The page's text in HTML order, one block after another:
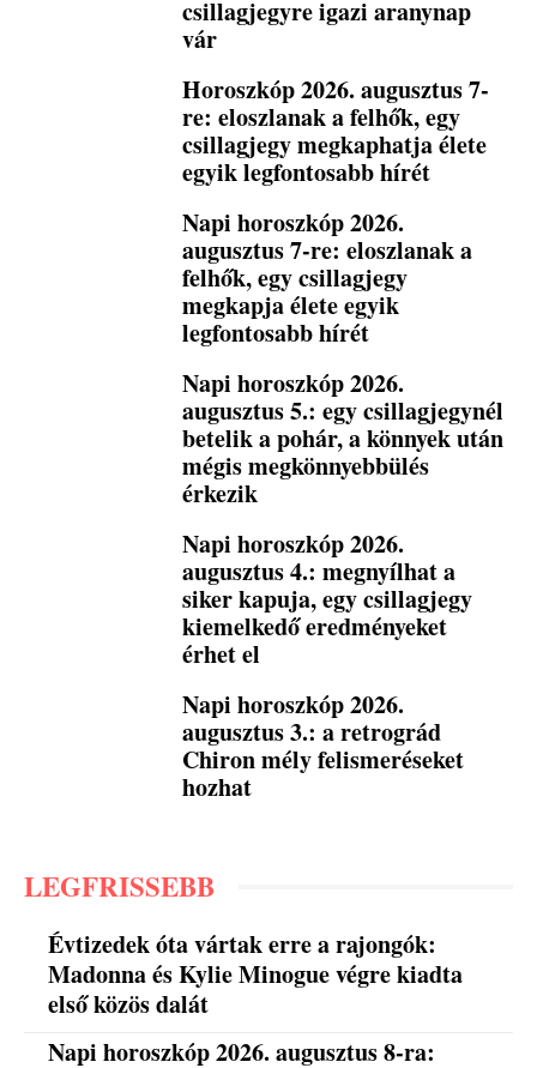
csillagjegyre igazi aranynap
vár
Horoszkóp 2026. augusztus 7-
re: eloszlanak a felhők, egy
csillagjegy megkaphatja élete
egyik legfontosabb hírét
Napi horoszkóp 2026.
augusztus 7-re: eloszlanak a
felhők, egy csillagjegy
megkapja élete egyik
legfontosabb hírét
Napi horoszkóp 2026.
augusztus 5.: egy csillagjegynél
betelik a pohár, a könnyek után
mégis megkönnyebbülés
érkezik
Napi horoszkóp 2026.
augusztus 4.: megnyílhat a
siker kapuja, egy csillagjegy
kiemelkedő eredményeket
érhet el
Napi horoszkóp 2026.
augusztus 3.: a retrográd
Chiron mély felismeréseket
hozhat
LEGFRISSEBB
Évtizedek óta vártak erre a rajongók:
Madonna és Kylie Minogue végre kiadta
első közös dalát
Napi horoszkóp 2026. augusztus 8-ra: